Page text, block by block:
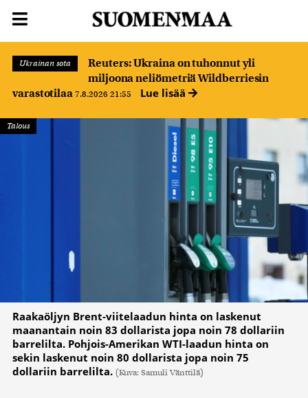
Ukrainan sota
Reuters: Ukraina on tuhonnut yli
miljoona neliömetriä Wildberriesin
varastotilaa 7.8.2026 21:55 Lue lisää
Talous
Raakaöljyn Brent-viitelaadun hinta on laskenut
maanantain noin 83 dollarista jopa noin 78 dollariin
barrelilta. Pohjois-Amerikan WTI-laadun hinta on
sekin laskenut noin 80 dollarista jopa noin 75
dollariin barrelilta. (Kuva: Samuli Vänttilä)